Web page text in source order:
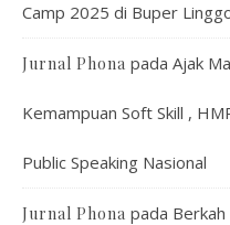
Camp 2025 di Buper
Jurnal Phona pada Ajak
Kemampuan Soft Skill ,
Public Speaking Nasional
Jurnal Phona pada Berkah